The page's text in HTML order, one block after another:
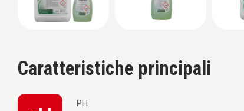
Caratteristiche principali
PH